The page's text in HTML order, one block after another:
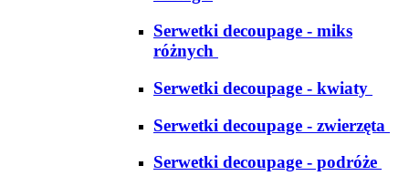
Serwetki decoupage - miks
różnych
Serwetki decoupage - kwiaty
Serwetki decoupage - zwierzęta
Serwetki decoupage - podróże